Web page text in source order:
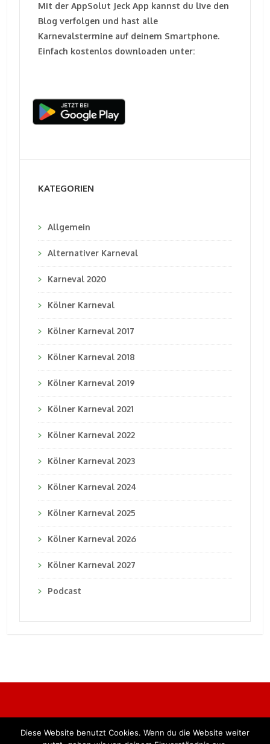
Mit der AppSolut Jeck App kannst du live den
Blog verfolgen und hast alle
Karnevalstermine auf deinem Smartphone.
Einfach kostenlos downloaden unter:
KATEGORIEN
Allgemein
Alternativer Karneval
Karneval 2020
Kölner Karneval
Kölner Karneval 2017
Kölner Karneval 2018
Kölner Karneval 2019
Kölner Karneval 2021
Kölner Karneval 2022
Kölner Karneval 2023
Kölner Karneval 2024
Kölner Karneval 2025
Kölner Karneval 2026
Kölner Karneval 2027
Podcast
Alle Rechte vorbehalten. BKB Verlag GmbH
Diese Website benutzt Cookies. Wenn du die Website weiter